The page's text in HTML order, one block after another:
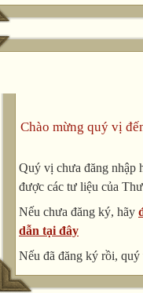
Chào mừng quý vị
Quý vị chưa đăng nhập
được các tư liệu của
Nếu chưa đăng ký, hãy
dẫn tại đây
Nếu đã đăng ký rồi, quý